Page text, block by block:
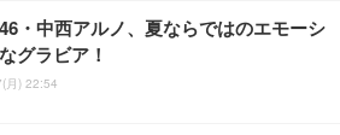
・中西アルノ、夏ならではのエモーシ
グラビア！
月) 22:54